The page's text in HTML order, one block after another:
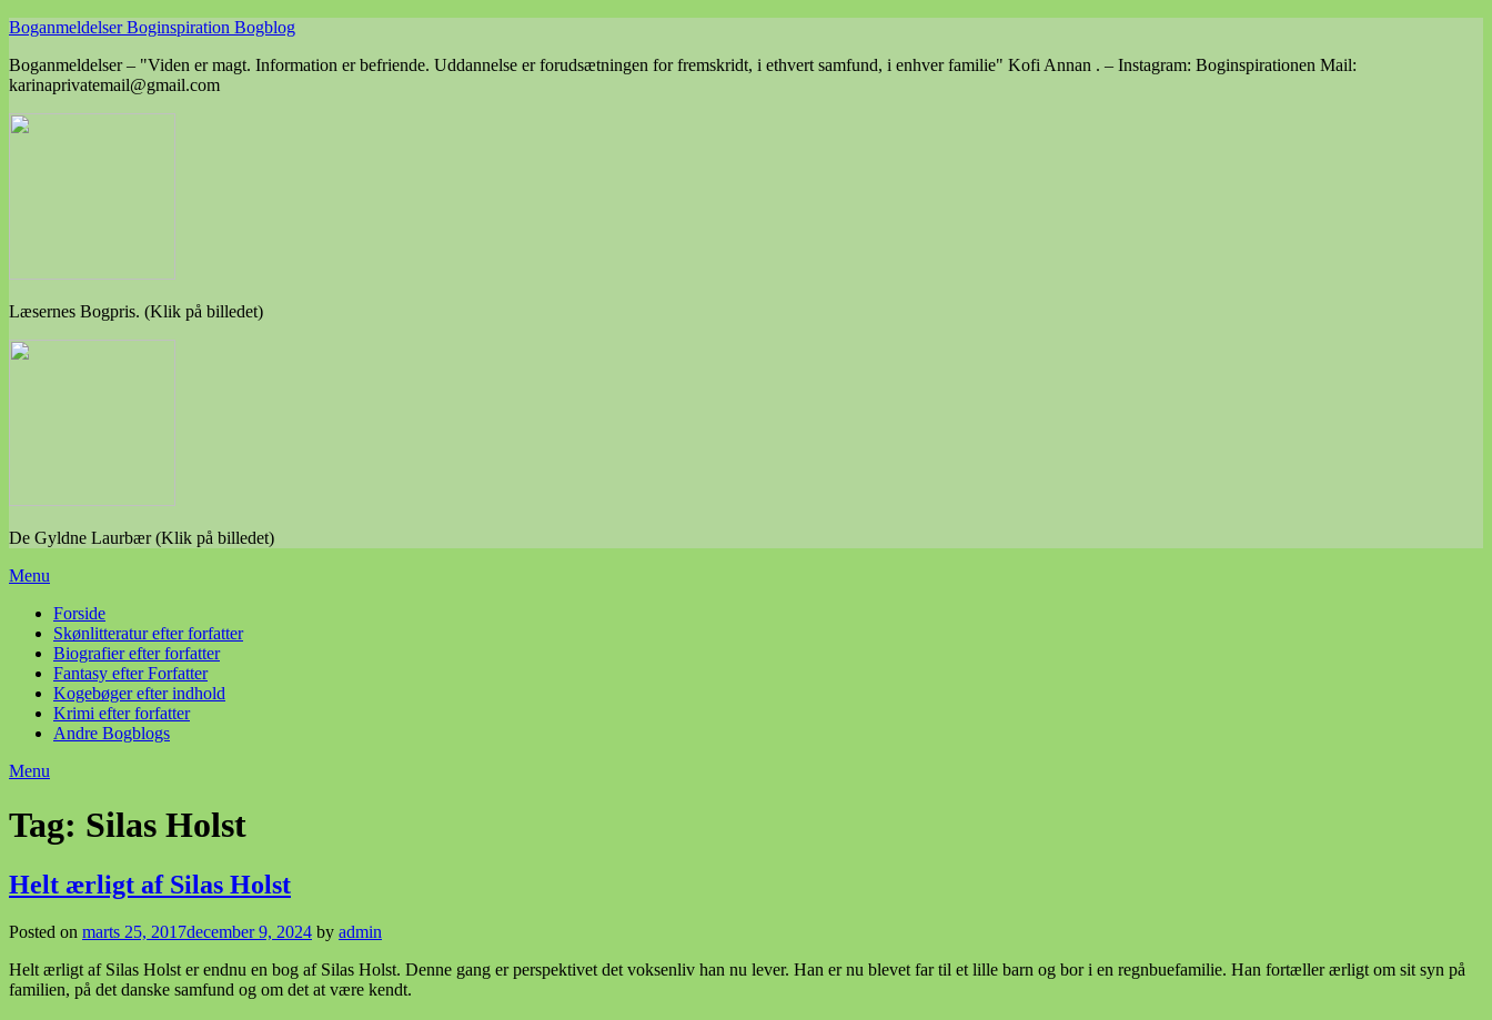
Skip
content
Boganmeldelser Boginspiration Bogblog
Boganmeldelser – "Viden er magt. Information er befriende. Uddannelse er forudsætningen for fremskridt, i ethvert samfund, i enhver familie" Kofi Annan . – Instagram: Boginspirationen Mail:
karinaprivatemail@gmail.com
Læsernes Bogpris. (Klik på billedet)
De Gyldne Laurbær (Klik på billedet)
Menu
Forside
Skønlitteratur efter forfatter
Biografier efter forfatter
Fantasy efter Forfatter
Kogebøger efter indhold
Krimi efter forfatter
Andre Bogblogs
Menu
Tag: Silas Holst
Helt ærligt af Silas Holst
Posted on marts 25, 2017december 9, 2024 by admin
Helt ærligt af Silas Holst er endnu en bog af Silas Holst. Denne gang er perspektivet det voksenliv han nu lever. Han er nu blevet far til et lille barn og bor i en regnbuefamilie. Han fortæller ærligt om sit syn på
familien, på det danske samfund og om det at være kendt.